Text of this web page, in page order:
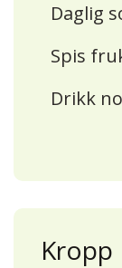
Daglig
Spis
Drikk
Kropp